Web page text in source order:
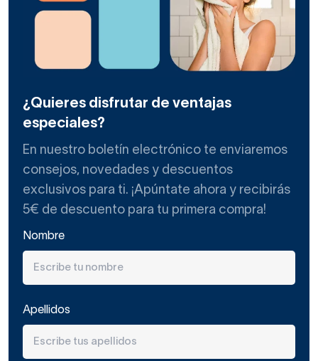
¿Quieres disfrutar de ventajas
especiales?
En nuestro boletín electrónico te enviaremos
consejos, novedades y descuentos
exclusivos para ti. ¡Apúntate ahora y recibirás
5€ de descuento para tu primera compra!
Nombre
Apellidos